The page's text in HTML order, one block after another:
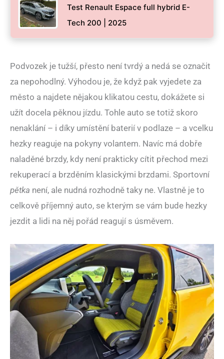
Test Renault Espace full hybrid E-
Tech 200 | 2025
Podvozek je tužší, přesto není tvrdý a nedá se označit
za nepohodlný. Výhodou je, že když pak vyjedete za
město a najdete nějakou klikatou cestu, dokážete si
užít docela pěknou jízdu. Tohle auto se totiž skoro
nenaklání – i díky umístění baterií v podlaze – a vcelku
hezky reaguje na pokyny volantem. Navíc má dobře
naladěné brzdy, kdy není prakticky cítit přechod mezi
rekuperací a brzděním klasickými brzdami. Sportovní
pětka není, ale nudná rozhodně taky ne. Vlastně je to
celkově příjemný auto, se kterým se vám bude hezky
jezdit a lidi na něj pořád reagují s úsměvem.